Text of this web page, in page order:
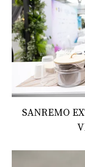
SANREMO